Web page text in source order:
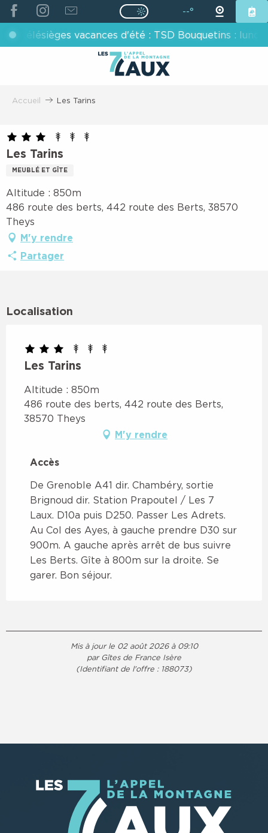
ALLER
AU
CONTENU
PRINCIPAL
Page D’accueil Actuelle Été :
Page D’accueil Actuelle
télésièges vacances d'été : TSD Bouquetins : lundis,
--°
Accueil Les Tarins
Les Tarins
MEUBLÉ ET GÎTE
Altitude : 850m
486 route des berts, 442 route des Berts, 38570
Theys
M'y rendre
Partager
Localisation
Les Tarins
Altitude : 850m
486 route des berts, 442 route des Berts,
38570 Theys
M'y rendre
Accès
Accès
De Grenoble A41 dir. Chambéry, sortie
Brignoud dir. Station Prapoutel / Les 7
Laux. D10a puis D250. Passer Les Adrets.
Au Col des Ayes, à gauche prendre D30 sur
900m. A gauche après arrêt de bus suivre
Les Berts. Gîte à 800m sur la droite. Se
garer. Bon séjour.
Mis à jour le 02 août 2026 à 09:10
par Gîtes de France Isère
(Identifiant de l'offre : 188073)